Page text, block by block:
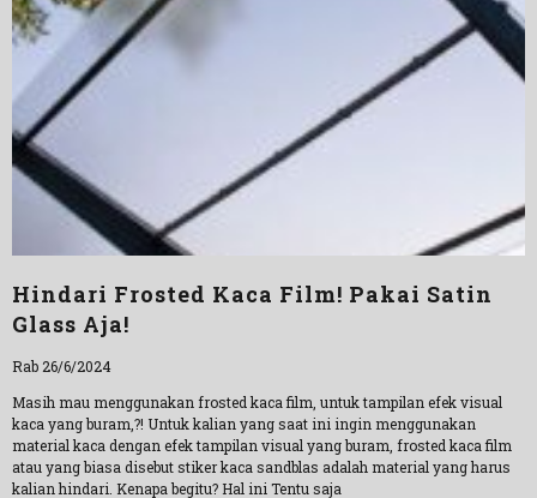
Hindari Frosted Kaca Film! Pakai Satin
Glass Aja!
Rab 26/6/2024
Masih mau menggunakan frosted kaca film, untuk tampilan efek visual
kaca yang buram,?! Untuk kalian yang saat ini ingin menggunakan
material kaca dengan efek tampilan visual yang buram, frosted kaca film
atau yang biasa disebut stiker kaca sandblas adalah material yang harus
kalian hindari. Kenapa begitu? Hal ini Tentu saja